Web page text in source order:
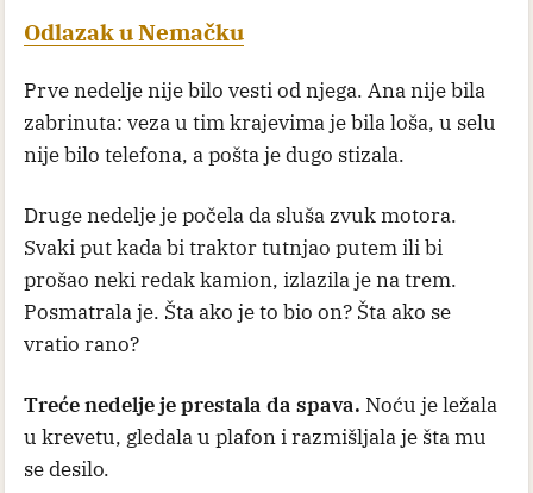
Odlazak u Nemačku
Prve nedelje nije bilo vesti od njega. Ana nije bila
zabrinuta: veza u tim krajevima je bila loša, u selu
nije bilo telefona, a pošta je dugo stizala.
Druge nedelje je počela da sluša zvuk motora.
Svaki put kada bi traktor tutnjao putem ili bi
prošao neki redak kamion, izlazila je na trem.
Posmatrala je. Šta ako je to bio on? Šta ako se
vratio rano?
Treće nedelje je prestala da spava. Noću je ležala
u krevetu, gledala u plafon i razmišljala je šta mu
se desilo.